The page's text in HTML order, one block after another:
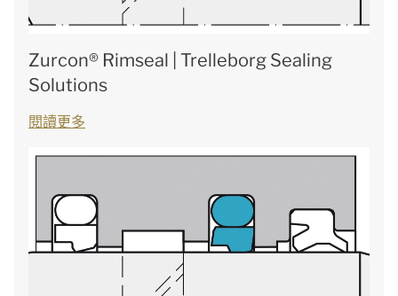
Zurcon® Rimseal | Trelleborg Sealing
Solutions
閱讀更多